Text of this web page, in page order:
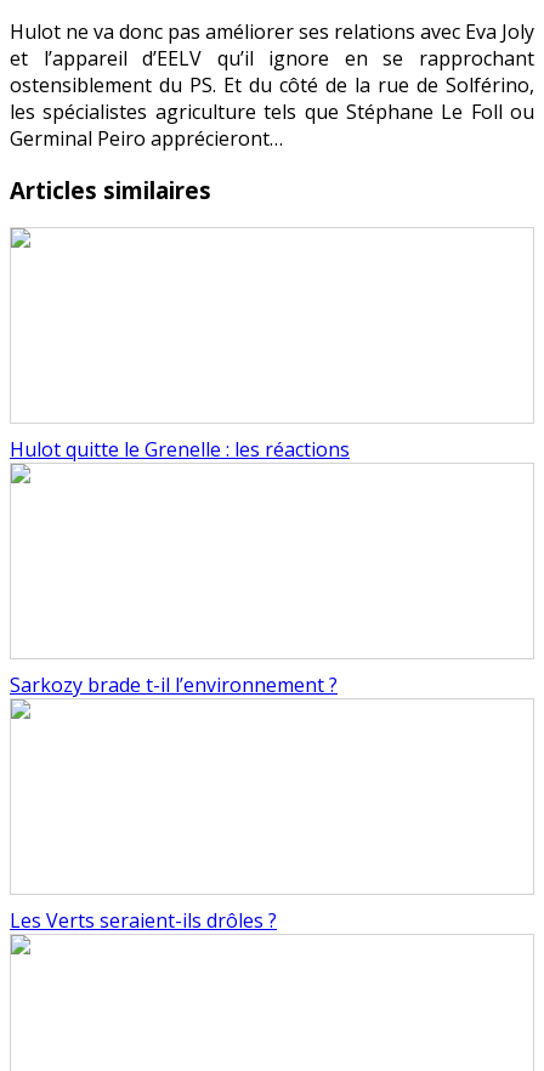
Hulot ne va donc pas améliorer ses relations avec Eva Joly
et l’appareil d’EELV qu’il ignore en se rapprochant
ostensiblement du PS. Et du côté de la rue de Solférino,
les spécialistes agriculture tels que Stéphane Le Foll ou
Germinal Peiro apprécieront…
Articles similaires
Hulot quitte le Grenelle : les réactions
Sarkozy brade t-il l’environnement ?
Les Verts seraient-ils drôles ?